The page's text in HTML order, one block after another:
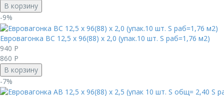
В корзину
-9%
Евровагонка BC 12,5 х 96(88) х 2,0 (упак.10 шт. S раб=1,76 м2)
940 Р
860 Р
В корзину
-7%